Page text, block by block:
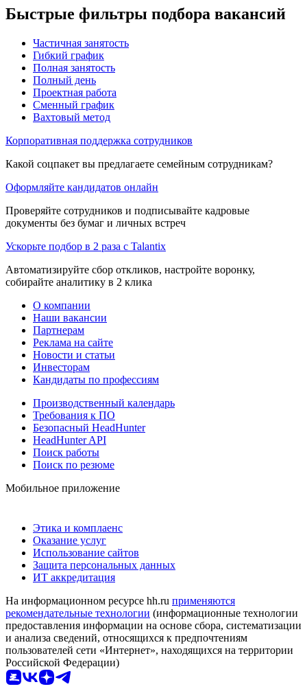
Быстрые фильтры подбора вакансий
Частичная занятость
Гибкий график
Полная занятость
Полный день
Проектная работа
Сменный график
Вахтовый метод
Корпоративная поддержка сотрудников
Какой соцпакет вы предлагаете семейным сотрудникам?
Оформляйте кандидатов онлайн
Проверяйте сотрудников и подписывайте кадровые
документы без бумаг и личных встреч
Ускорьте подбор в 2 раза с Talantix
Автоматизируйте сбор откликов, настройте воронку,
собирайте аналитику в 2 клика
О компании
Наши вакансии
Партнерам
Реклама на сайте
Новости и статьи
Инвесторам
Кандидаты по профессиям
Производственный календарь
Требования к ПО
Безопасный HeadHunter
HeadHunter API
Поиск работы
Поиск по резюме
Мобильное приложение
Этика и комплаенс
Оказание услуг
Использование сайтов
Защита персональных данных
ИТ аккредитация
На информационном ресурсе hh.ru применяются
рекомендательные технологии (информационные технологии
предоставления информации на основе сбора, систематизации
и анализа сведений, относящихся к предпочтениям
пользователей сети «Интернет», находящихся на территории
Российской Федерации)